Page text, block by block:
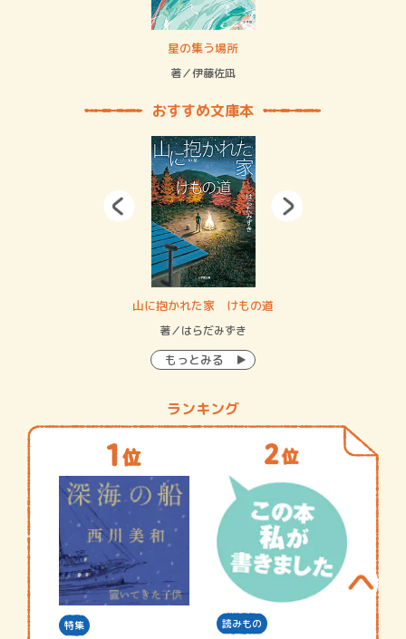
星の集う場所
著／伊藤佐凪
おすすめ文庫本
山に抱かれた家 けもの道
著／はらだみずき
もっとみる
ランキング
特集 読みもの